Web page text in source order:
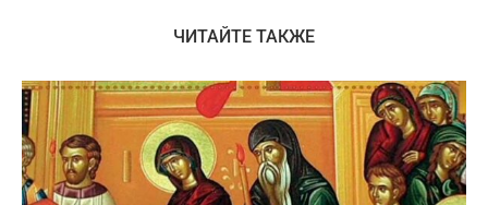
ЧИТАЙТЕ ТАКЖЕ